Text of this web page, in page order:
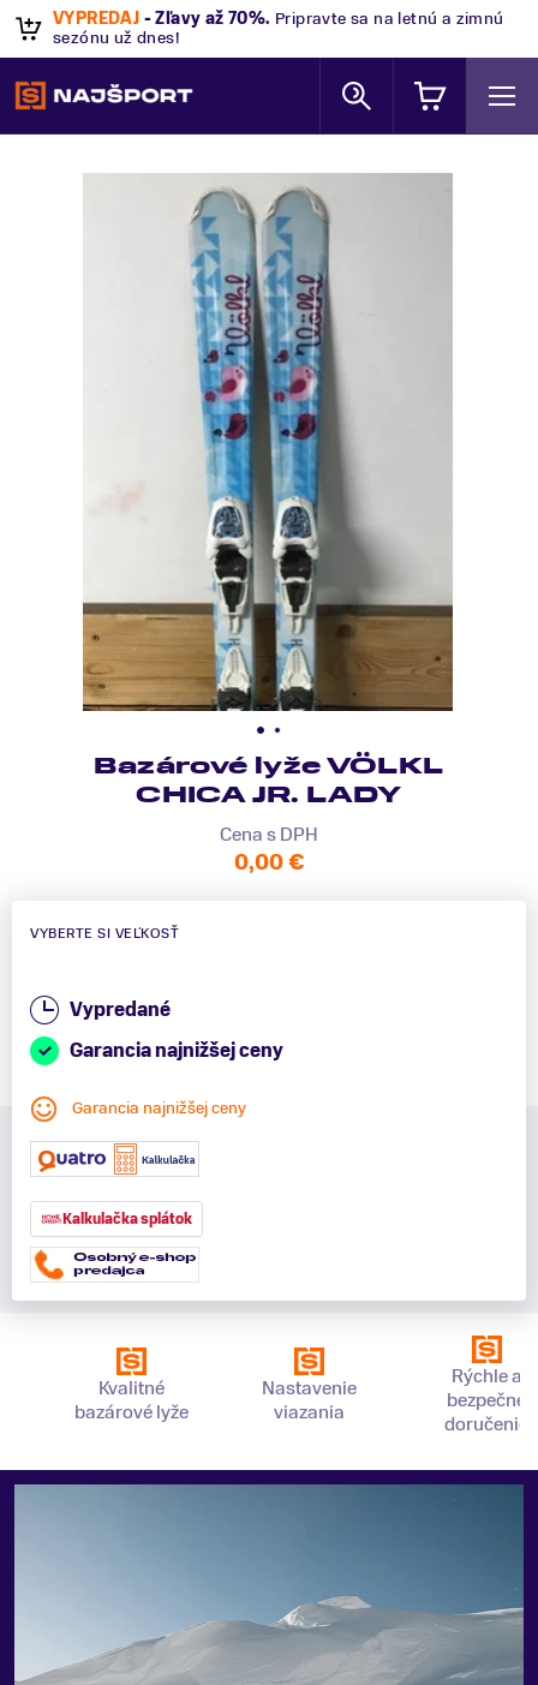
VÝPREDAJ - Zľavy až 70%. Pripravte sa na letnú a zimnú
sezónu už dnes!
Bazárové lyže VÖLKL
CHICA JR. LADY
Cena s DPH
0,00 €
VYBERTE SI VEĽKOSŤ
Vypredané
Garancia najnižšej ceny
Garancia najnižšej ceny
Kalkulačka splátok
Kvalitné
bazárové lyže
Nastavenie
viazania
Rýchle a
bezpečné
doručenie